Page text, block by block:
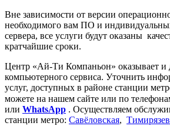
Вне зависимости от версии
необходимого вам ПО и
сервера, все услуги будут оказаны
кратчайшие сроки.
Центр «Ай-Ти Компаньон» оказывает и
компьютерного сервиса. Уточнить
услуг, доступных в районе станции
можете на нашем сайте или по
или WhatsApp . Осуществляем
станции метро: Савёловская,